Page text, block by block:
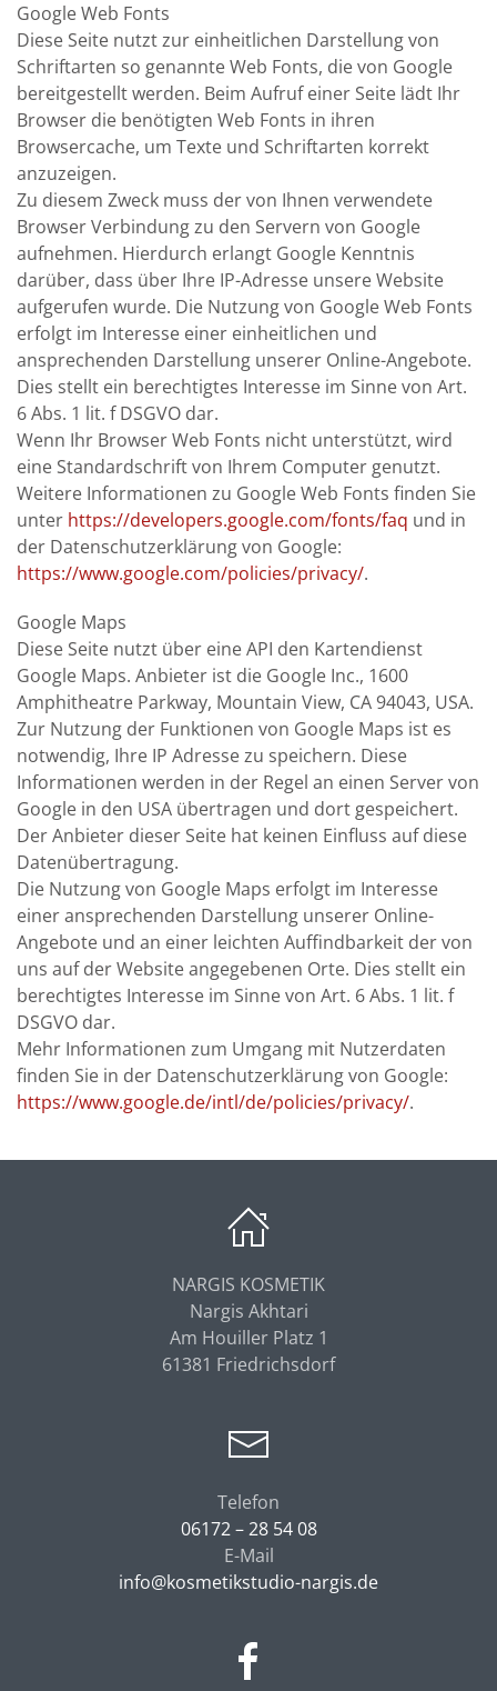
Google Web Fonts
Diese Seite nutzt zur einheitlichen Darstellung von
Schriftarten so genannte Web Fonts, die von Google
bereitgestellt werden. Beim Aufruf einer Seite lädt Ihr
Browser die benötigten Web Fonts in ihren
Browsercache, um Texte und Schriftarten korrekt
anzuzeigen.
Zu diesem Zweck muss der von Ihnen verwendete
Browser Verbindung zu den Servern von Google
aufnehmen. Hierdurch erlangt Google Kenntnis
darüber, dass über Ihre IP-Adresse unsere Website
aufgerufen wurde. Die Nutzung von Google Web Fonts
erfolgt im Interesse einer einheitlichen und
ansprechenden Darstellung unserer Online-Angebote.
Dies stellt ein berechtigtes Interesse im Sinne von Art.
6 Abs. 1 lit. f DSGVO dar.
Wenn Ihr Browser Web Fonts nicht unterstützt, wird
eine Standardschrift von Ihrem Computer genutzt.
Weitere Informationen zu Google Web Fonts finden Sie
unter https://developers.google.com/fonts/faq und in
der Datenschutzerklärung von Google:
https://www.google.com/policies/privacy/.
Google Maps
Diese Seite nutzt über eine API den Kartendienst
Google Maps. Anbieter ist die Google Inc., 1600
Amphitheatre Parkway, Mountain View, CA 94043, USA.
Zur Nutzung der Funktionen von Google Maps ist es
notwendig, Ihre IP Adresse zu speichern. Diese
Informationen werden in der Regel an einen Server von
Google in den USA übertragen und dort gespeichert.
Der Anbieter dieser Seite hat keinen Einfluss auf diese
Datenübertragung.
Die Nutzung von Google Maps erfolgt im Interesse
einer ansprechenden Darstellung unserer Online-
Angebote und an einer leichten Auffindbarkeit der von
uns auf der Website angegebenen Orte. Dies stellt ein
berechtigtes Interesse im Sinne von Art. 6 Abs. 1 lit. f
DSGVO dar.
Mehr Informationen zum Umgang mit Nutzerdaten
finden Sie in der Datenschutzerklärung von Google:
https://www.google.de/intl/de/policies/privacy/.
NARGIS KOSMETIK
Nargis Akhtari
Am Houiller Platz 1
61381 Friedrichsdorf
Telefon
06172 – 28 54 08
E-Mail
info@kosmetikstudio-nargis.de